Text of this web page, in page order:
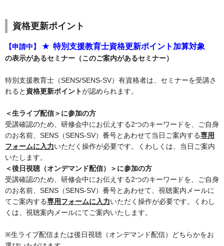
資格更新ポイント
【申請中】 ★ 特別支援教育士資格更新ポイント加算対象
の表示があるセミナー（このご案内があるセミナー）
特別支援教育士（SENS/SENS-SV）有資格者は、セミナーを受講さ
れると 資格更新ポイントが認められます。
＜生ライブ配信＞に参加の方
受講確認のため、研修会中にお伝えする2つのキーワードを、ご自身
のお名前、SENS（SENS-SV）番号とあわせて当日ご案内する専用
フォームに入力いただく操作が必要です。くわしくは、当日ご案内
いたします。
＜後日視聴（オンデマンド配信）＞に参加の方
受講確認のため、研修会中にお伝えする2つのキーワードを、ご自身
のお名前、SENS（SENS-SV）番号とあわせて、視聴案内メールに
てご案内する専用フォームに入力いただく操作が必要です。くわし
くは、視聴案内メールにてご案内いたします。
※生ライブ配信または後日視聴（オンデマンド配信）どちらかをお